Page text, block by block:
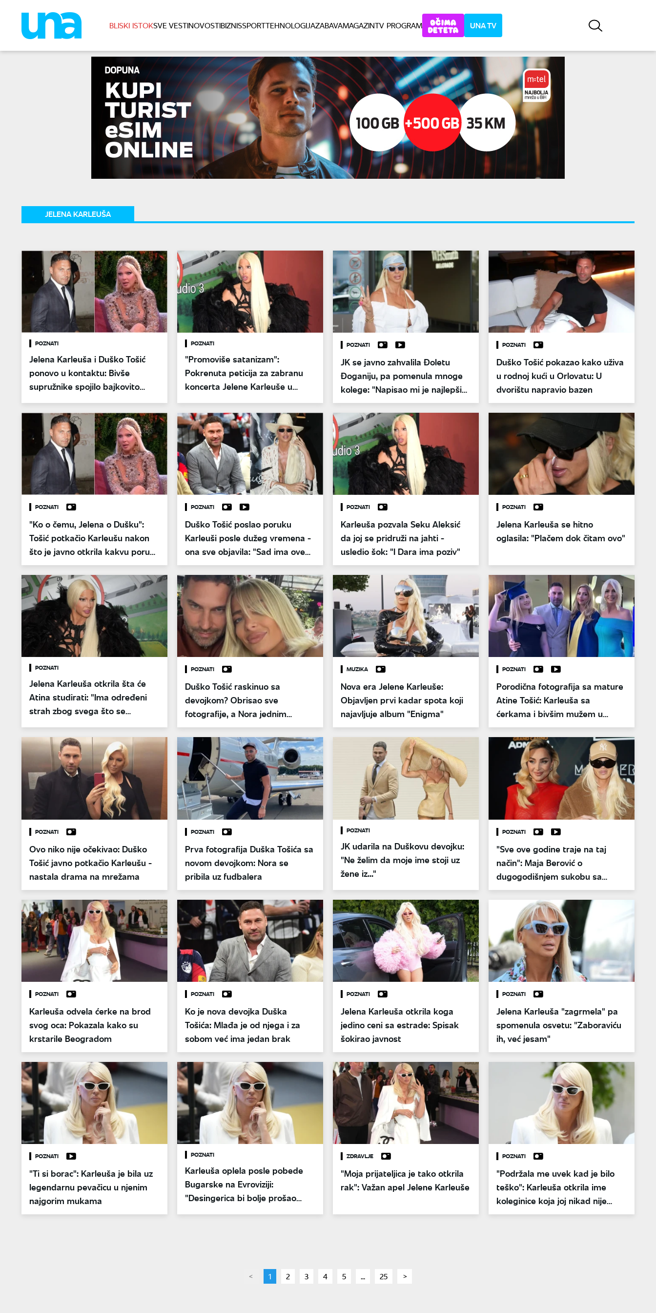
BLISKI ISTOKSVE VESTINOVOSTIBIZNISSPORTTEHNOLOGIJAZABAVAMAGAZINTV PROGRAM UNA TV
JELENA KARLEUŠA
POZNATI
Jelena Karleuša i Duško Tošić
ponovo u kontaktu: Bivše
supružnike spojilo bajkovito
slavlje
POZNATI
"Promoviše satanizam":
Pokrenuta peticija za zabranu
koncerta Jelene Karleuše u
Skoplju
POZNATI
JK se javno zahvalila Đoletu
Đoganiju, pa pomenula mnoge
kolege: "Napisao mi je najlepši
poruku u životu"
POZNATI
Duško Tošić pokazao kako uživa
u rodnoj kući u Orlovatu: U
dvorištu napravio bazen
POZNATI
"Ko o čemu, Jelena o Dušku":
Tošić potkačio Karleušu nakon
što je javno otkrila kakvu poruku
joj je poslao
POZNATI
Duško Tošić poslao poruku
Karleuši posle dužeg vremena -
ona sve objavila: "Sad ima ove
od 100 evra"
POZNATI
Karleuša pozvala Seku Aleksić
da joj se pridruži na jahti -
usledio šok: "I Dara ima poziv"
POZNATI
Jelena Karleuša se hitno
oglasila: "Plačem dok čitam ovo"
POZNATI
Jelena Karleuša otkrila šta će
Atina studirati: "Ima određeni
strah zbog svega što se
dešavalo"
POZNATI
Duško Tošić raskinuo sa
devojkom? Obrisao sve
fotografije, a Nora jednim
potezom sve iznenadila
MUZIKA
Nova era Jelene Karleuše:
Objavljen prvi kadar spota koji
najavljuje album "Enigma"
POZNATI
Porodična fotografija sa mature
Atine Tošić: Karleuša sa
ćerkama i bivšim mužem u
zagrljaju
POZNATI
Ovo niko nije očekivao: Duško
Tošić javno potkačio Karleušu -
nastala drama na mrežama
POZNATI
Prva fotografija Duška Tošića sa
novom devojkom: Nora se
pribila uz fudbalera
POZNATI
JK udarila na Duškovu devojku:
"Ne želim da moje ime stoji uz
žene iz..."
POZNATI
"Sve ove godine traje na taj
način": Maja Berović o
dugogodišnjem sukobu sa
Jelenom Karleušom
POZNATI
Karleuša odvela ćerke na brod
svog oca: Pokazala kako su
krstarile Beogradom
POZNATI
Ko je nova devojka Duška
Tošića: Mlađa je od njega i za
sobom već ima jedan brak
POZNATI
Jelena Karleuša otkrila koga
jedino ceni sa estrade: Spisak
šokirao javnost
POZNATI
Jelena Karleuša "zagrmela" pa
spomenula osvetu: "Zaboraviću
ih, već jesam"
POZNATI
"Ti si borac": Karleuša je bila uz
legendarnu pevačicu u njenim
najgorim mukama
POZNATI
Karleuša oplela posle pobede
Bugarske na Evroviziji:
"Desingerica bi bolje prošao
ZDRAVLJE
"Moja prijateljica je tako otkrila
rak": Važan apel Jelene Karleuše
POZNATI
"Podržala me uvek kad je bilo
teško": Karleuša otkrila ime
koleginice koja joj nikad nije
okrenula leđa
pageYou're
1 page
2 page
3 page
4 page
5 page
... page
25 page